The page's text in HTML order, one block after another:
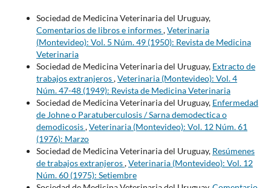
Sociedad de Medicina Veterinaria del Uruguay,
Comentarios de libros e informes,Veterinaria
(Montevideo): Vol. 5 Núm. 49 (1950): Revista de Medicina
Veterinaria
Sociedad de Medicina Veterinaria del Uruguay, Extracto de
trabajos extranjeros,Veterinaria (Montevideo): Vol. 4
Núm. 47-48 (1949): Revista de Medicina Veterinaria
Sociedad de Medicina Veterinaria del Uruguay, Enfermedad
de Johne o Paratuberculosis / Sarna demodectica o
demodicosis,Veterinaria (Montevideo): Vol. 12 Núm. 61
(1976): Marzo
Sociedad de Medicina Veterinaria del Uruguay, Resúmenes
de trabajos extranjeros,Veterinaria (Montevideo): Vol. 12
Núm. 60 (1975): Setiembre